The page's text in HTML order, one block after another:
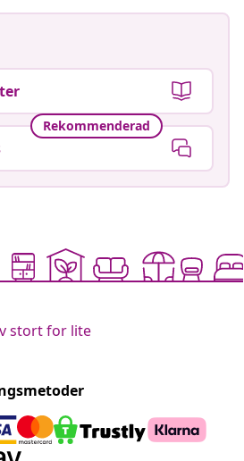
Rekommenderad
stort for lite